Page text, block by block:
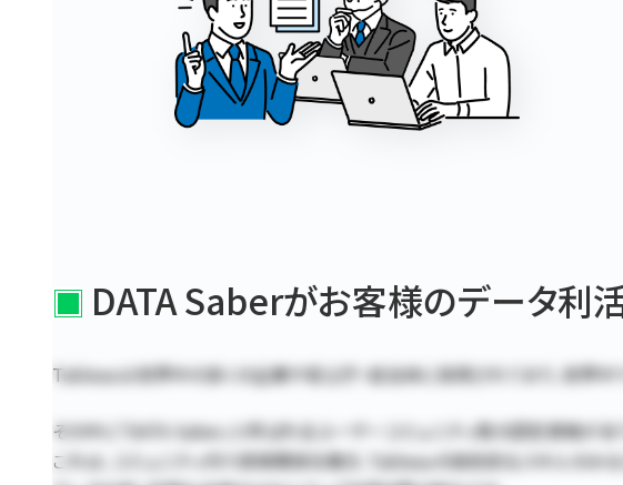
DATA Saberがお客様のデータ利
Tableauは世界中の多くの企業や官公庁・自治体に採用されており、世界
その中に「DATA Saber」と呼ばれるユーザーコミュニティ発の認定資格があり
これは、コミュニティ内で師弟関係を築き、Tableauの技術的なスキルのみ